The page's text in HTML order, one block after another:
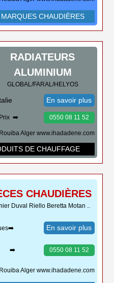
CHAUDIÈRES
RADIATEURS
ALUMINIUM
GLOBAL/FARAL/HELYOS
En savoir plus
Prix ➡️ 0550 08 11 52
Rouiba Alger www.ihadadene.com
DE CHAUFFAGE
CHAUDIÈRES
Duval Riello Beretta Motan ..
En savoir plus
➡️ 0550 08 11 52
Rouiba Alger www.ihadadene.com